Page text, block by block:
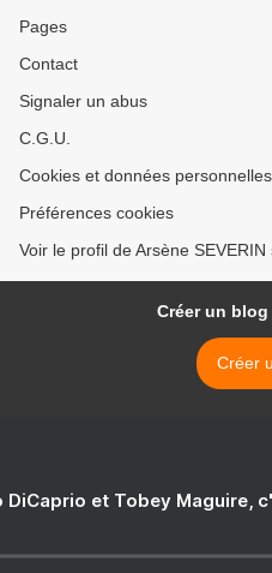
Pages
Contact
Signaler un abus
C.G.U.
Cookies et données personnelles
Préférences cookies
Voir le profil de Arsène
Créer un
Créer
DiCaprio et Tobey Maguire,